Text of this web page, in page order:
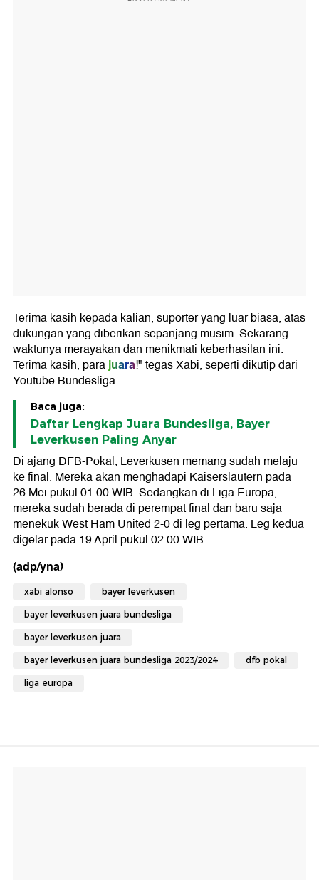
Terima kasih kepada kalian, suporter yang luar biasa, atas
dukungan yang diberikan sepanjang musim. Sekarang
waktunya merayakan dan menikmati keberhasilan ini.
Terima kasih, parajuara!" tegas Xabi, seperti dikutip dari
Youtube Bundesliga.
Baca juga:
Daftar Lengkap Juara Bundesliga, Bayer
Leverkusen Paling Anyar
Di ajang DFB-Pokal, Leverkusen memang sudah melaju
ke final. Mereka akan menghadapi Kaiserslautern pada
26 Mei pukul 01.00 WIB. Sedangkan di Liga Europa,
mereka sudah berada di perempat final dan baru saja
menekuk West Ham United 2-0 di leg pertama. Leg kedua
digelar pada 19 April pukul 02.00 WIB.
(adp/yna)
xabi alonso bayer leverkusen
bayer leverkusen juara bundesliga
bayer leverkusen juara
bayer leverkusen juara bundesliga 2023/2024 dfb pokal
liga europa